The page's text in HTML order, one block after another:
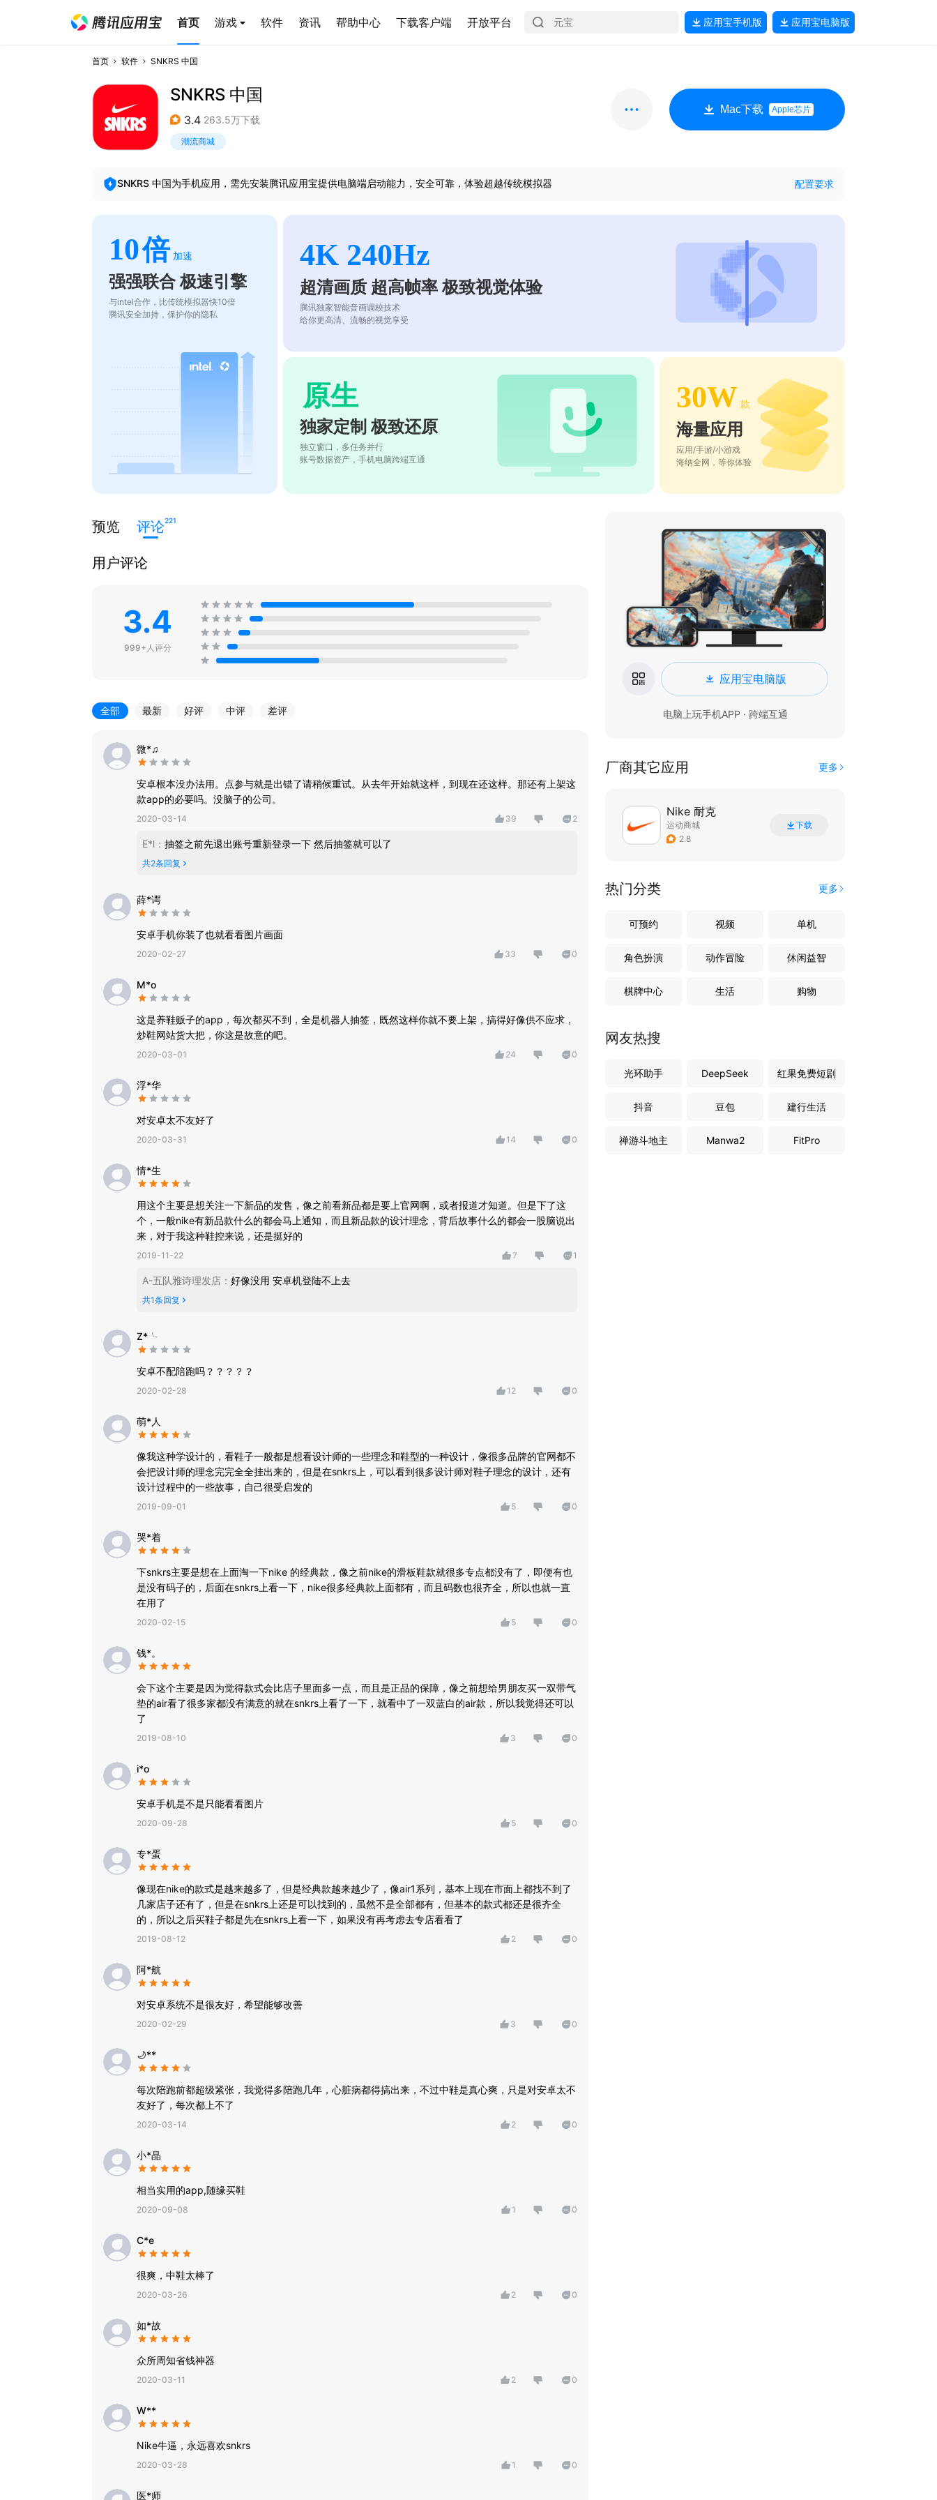
首页 游戏 软件 资讯 帮助中心 下载客户端 开放平台 应用宝手机版 应用宝电脑版
首页 软件 SNKRS 中国
SNKRS 中国
3.4 263.5万下载
潮流商城
Mac下载 Apple芯片
SNKRS 中国为手机应用，需先安装腾讯应用宝提供电脑端启动能力，安全可靠，体验超越传统模拟器 配置要求
10倍 加速
强强联合 极速引擎
与intel合作，比传统模拟器快10倍
腾讯安全加持，保护你的隐私
4K 240Hz
超清画质 超高帧率 极致视觉体验
腾讯独家智能音画调校技术
给你更高清、流畅的视觉享受
原生
独家定制 极致还原
独立窗口，多任务并行
账号数据资产，手机电脑跨端互通
30W 款
海量应用
应用/手游/小游戏
海纳全网，等你体验
预览 评论221
用户评论
3.4
999+人评分
全部 最新 好评 中评 差评
微*♫
安卓根本没办法用。点参与就是出错了请稍候重试。从去年开始就这样，到现在还这样。那还有上架这
款app的必要吗。没脑子的公司。
2020-03-14 39 2
E*l ： 抽签之前先退出账号重新登录一下 然后抽签就可以了
共2条回复
薛*谔
安卓手机你装了也就看看图片画面
2020-02-27 33 0
M*o
这是养鞋贩子的app，每次都买不到，全是机器人抽签，既然这样你就不要上架，搞得好像供不应求，
炒鞋网站货大把，你这是故意的吧。
2020-03-01 24 0
浮*华
对安卓太不友好了
2020-03-31 14 0
情*生
用这个主要是想关注一下新品的发售，像之前看新品都是要上官网啊，或者报道才知道。但是下了这
个，一般nike有新品款什么的都会马上通知，而且新品款的设计理念，背后故事什么的都会一股脑说出
来，对于我这种鞋控来说，还是挺好的
2019-11-22 7 1
A-五队雅诗理发店 ： 好像没用 安卓机登陆不上去
共1条回复
Z*╰
安卓不配陪跑吗？？？？？
2020-02-28 12 0
萌*人
像我这种学设计的，看鞋子一般都是想看设计师的一些理念和鞋型的一种设计，像很多品牌的官网都不
会把设计师的理念完完全全挂出来的，但是在snkrs上，可以看到很多设计师对鞋子理念的设计，还有
设计过程中的一些故事，自己很受启发的
2019-09-01 5 0
哭*着
下snkrs主要是想在上面淘一下nike 的经典款，像之前nike的滑板鞋款就很多专点都没有了，即便有也
是没有码子的，后面在snkrs上看一下，nike很多经典款上面都有，而且码数也很齐全，所以也就一直
在用了
2020-02-15 5 0
钱*。
会下这个主要是因为觉得款式会比店子里面多一点，而且是正品的保障，像之前想给男朋友买一双带气
垫的air看了很多家都没有满意的就在snkrs上看了一下，就看中了一双蓝白的air款，所以我觉得还可以
了
2019-08-10 3 0
i*o
安卓手机是不是只能看看图片
2020-09-28 5 0
专*蛋
像现在nike的款式是越来越多了，但是经典款越来越少了，像air1系列，基本上现在市面上都找不到了
几家店子还有了，但是在snkrs上还是可以找到的，虽然不是全部都有，但基本的款式都还是很齐全
的，所以之后买鞋子都是先在snkrs上看一下，如果没有再考虑去专店看看了
2019-08-12 2 0
阿*航
对安卓系统不是很友好，希望能够改善
2020-02-29 3 0
🌙**
每次陪跑前都超级紧张，我觉得多陪跑几年，心脏病都得搞出来，不过中鞋是真心爽，只是对安卓太不
友好了，每次都上不了
2020-03-14 2 0
小*晶
相当实用的app,随缘买鞋
2020-09-08 1 0
C*e
很爽，中鞋太棒了
2020-03-26 2 0
如*故
众所周知省钱神器
2020-03-11 2 0
W**
Nike牛逼，永远喜欢snkrs
2020-03-28 1 0
医*师
应用宝电脑版
电脑上玩手机APP · 跨端互通
厂商其它应用 更多
Nike 耐克
运动商城
2.8
下载
热门分类 更多
可预约 视频 单机
角色扮演 动作冒险 休闲益智
棋牌中心 生活 购物
网友热搜
光环助手 DeepSeek 红果免费短剧
抖音 豆包 建行生活
禅游斗地主 Manwa2 FitPro